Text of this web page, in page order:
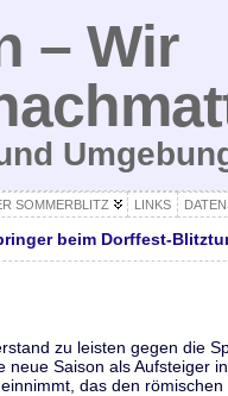
– Wir
SOMMERBLITZ LINKS
beim Dorffest-
zu leisten gegen die
Saison als Aufsteiger
das den